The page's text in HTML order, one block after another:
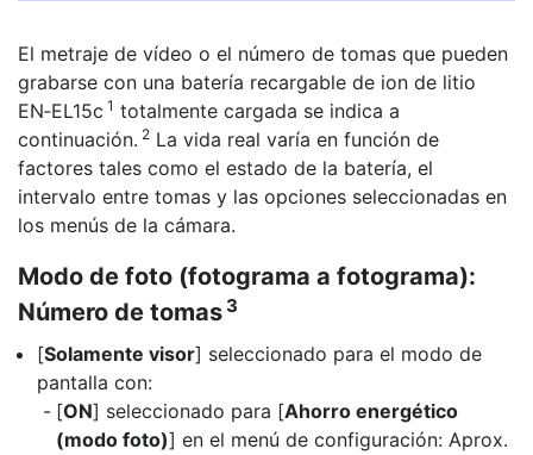
El metraje de vídeo o el número de tomas que pueden
grabarse con una batería recargable de ion de litio
EN‑EL15c 1 totalmente cargada se indica a
continuación. 2 La vida real varía en función de
factores tales como el estado de la batería, el
intervalo entre tomas y las opciones seleccionadas en
los menús de la cámara.
Modo de foto (fotograma a fotograma):
Número de tomas 3
[Solamente visor] seleccionado para el modo de
pantalla con:
[ON] seleccionado para [Ahorro energético
(modo foto)] en el menú de configuración: Aprox.